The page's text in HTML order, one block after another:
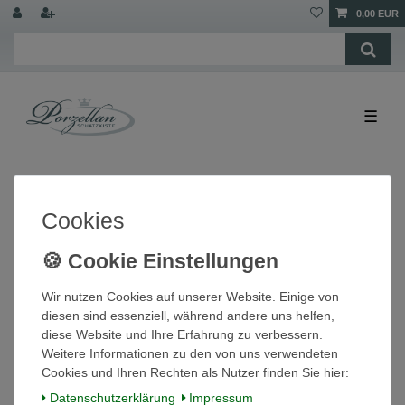
0,00 EUR
☰
Teetasse Daily Summertime Arzberg
12,80 € *
Cookies
Wir nutzen Cookies auf unserer Website. Einige von
diesen sind essenziell, während andere uns helfen,
diese Website und Ihre Erfahrung zu verbessern.
Weitere Informationen zu den von uns verwendeten
Cookies und Ihren Rechten als Nutzer finden Sie hier:
Daten­schutz­erklärung
Impressum